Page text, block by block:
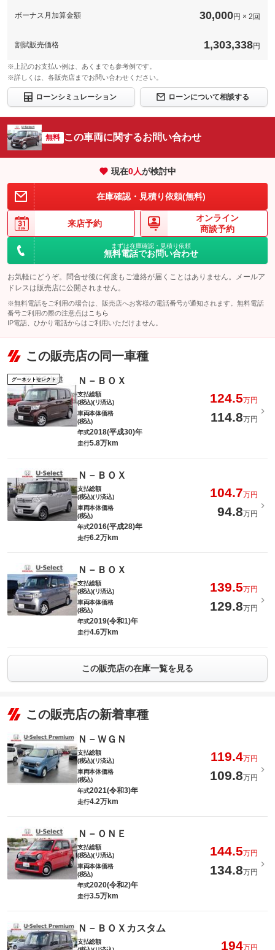
ボーナス月加算金額 30,000円 × 2回
割賦販売価格 1,303,338円
※上記のお支払い例は、あくまでも参考例です。
※詳しくは、各販売店までお問い合わせください。
ローンシミュレーション ローンについて相談する
無料 この車両に関するお問い合わせ
現在0人が検討中
在庫確認・見積り依頼(無料)
来店予約
オンライン
商談予約
まずは在庫確認・見積り依頼
無料電話でお問い合わせ
お気軽にどうぞ。問合せ後に何度もご連絡が届くことはありません。メールア
ドレスは販売店に公開されません。
※無料電話をご利用の場合は、販売店へお客様の電話番号が通知されます。無料電話
番号ご利用の際の注意点は こちら
IP電話、ひかり電話からはご利用いただけません。
この販売店の同一車種
グーネットセレクト Ｎ－ＢＯＸ
支払総額
(税込)(リ済込)
124.5万円
車両本体価格
(税込)
114.8万円
年式2018(平成30)年
走行5.8万km
Ｎ－ＢＯＸ
支払総額
(税込)(リ済込)
104.7万円
車両本体価格
(税込)
94.8万円
年式2016(平成28)年
走行6.2万km
Ｎ－ＢＯＸ
支払総額
(税込)(リ済込)
139.5万円
車両本体価格
(税込)
129.8万円
年式2019(令和1)年
走行4.6万km
この販売店の在庫一覧を見る
この販売店の新着車種
Ｎ－ＷＧＮ
支払総額
(税込)(リ済込)
119.4万円
車両本体価格
(税込)
109.8万円
年式2021(令和3)年
走行4.2万km
Ｎ－ＯＮＥ
支払総額
(税込)(リ済込)
144.5万円
車両本体価格
(税込)
134.8万円
年式2020(令和2)年
走行3.5万km
Ｎ－ＢＯＸカスタム
支払総額
194万円